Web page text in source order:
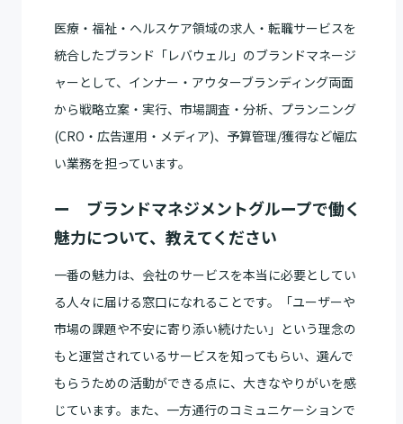
医療・福祉・ヘルスケア領域の求人・転職サービスを
統合したブランド「レバウェル」のブランドマネージ
ャーとして、インナー・アウターブランディング両面
から戦略立案・実行、市場調査・分析、プランニング
(CRO・広告運用・メディア)、予算管理/獲得など幅広
い業務を担っています。
ー ブランドマネジメントグループで働く
魅力について、教えてください
一番の魅力は、会社のサービスを本当に必要としてい
る人々に届ける窓口になれることです。「ユーザーや
市場の課題や不安に寄り添い続けたい」という理念の
もと運営されているサービスを知ってもらい、選んで
もらうための活動ができる点に、大きなやりがいを感
じています。また、一方通行のコミュニケーションで